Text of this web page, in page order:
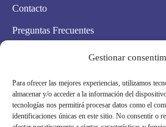
Gestionar
Para ofrecer las mejores experiencias, utilizamos
almacenar y/o acceder a la información del
tecnologías nos permitirá procesar datos como el
identificaciones únicas en este sitio. No consentir o
Contacto
Preguntas Frecuentes
Política de cookies
Condiciones Generales